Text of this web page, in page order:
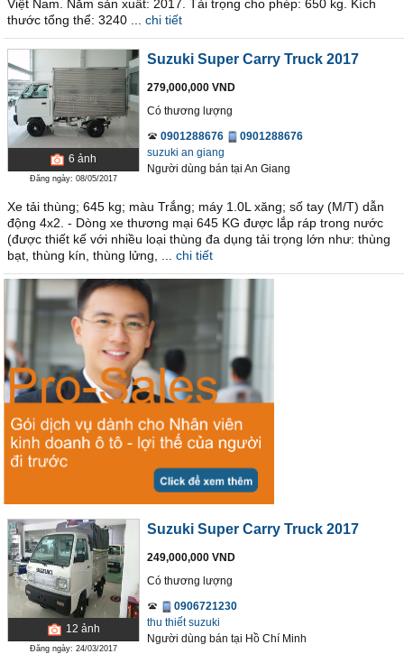
Việt Nam. Năm sản xuất: 2017. Tải trọng cho phép: 650 kg. Kích
thước tổng thể: 3240 ...
chi tiết
6 ảnh
Đăng ngày: 08/05/2017
Suzuki Super Carry Truck 2017
279,000,000 VND
Có thương lượng
0901288676
0901288676
suzuki an giang
Người dùng bán tại An Giang
Xe tải thùng; 645 kg; màu Trắng; máy 1.0L xăng; số tay (M/T) dẫn
động 4x2. - Dòng xe thương mại 645 KG được lắp ráp trong nước
(được thiết kế với nhiều loại thùng đa dụng tải trọng lớn như: thùng
bạt, thùng kín, thùng lửng, ...
chi tiết
12 ảnh
Đăng ngày: 24/03/2017
Suzuki Super Carry Truck 2017
249,000,000 VND
Có thương lượng
0906721230
thu thiết suzuki
Người dùng bán tại Hồ Chí Minh